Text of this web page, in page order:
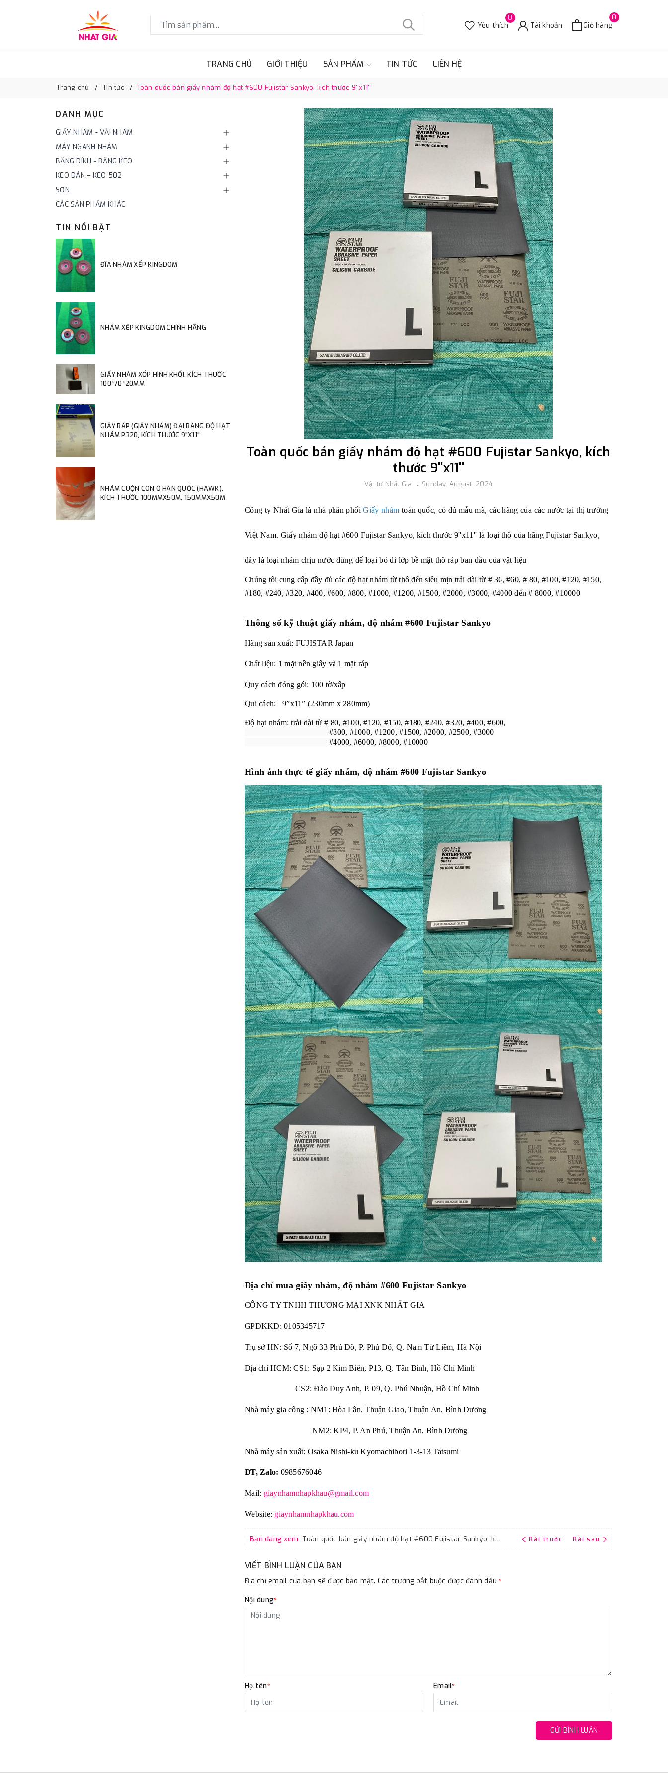
0
Yêu thích Tài khoản
0
Giỏ hàng
TRANG CHỦ GIỚI THIỆU SẢN PHẨM TIN TỨC LIÊN HỆ
Trang chủ Tin tức Toàn quốc bán giấy nhám độ hạt #600 Fujistar Sankyo, kích thước 9''x11''
DANH MỤC
GIẤY NHÁM - VẢI NHÁM
MÁY NGÀNH NHÁM
BĂNG DÍNH - BĂNG KEO
KEO DÁN – KEO 502
SƠN
CÁC SẢN PHẨM KHÁC
TIN NỔI BẬT
ĐĨA NHÁM XẾP KINGDOM
NHÁM XẾP KINGDOM CHÍNH HÃNG
GIẤY NHÁM XỐP HÌNH KHỐI, KÍCH THƯỚC
100*70*20MM
GIẤY RÁP (GIẤY NHÁM) ĐẠI BÀNG ĐỘ HẠT
NHÁM P320, KÍCH THƯỚC 9"X11"
NHÁM CUỘN CON Ó HÀN QUỐC (HAWK),
KÍCH THƯỚC 100MMX50M, 150MMX50M
Toàn quốc bán giấy nhám độ hạt #600 Fujistar Sankyo, kích
thước 9''x11''
Vật tư Nhất Gia Sunday, August, 2024
Công ty Nhất Gia là nhà phân phốiGiấy nhám toàn quốc, có đủ mẫu mã, các hãng của các nước tại thị trường
Việt Nam. Giấy nhám độ hạt #600 Fujistar Sankyo, kích thước 9''x11'' là loại thô của hãng Fujistar Sankyo,
đây là loại nhám chịu nước dùng để loại bỏ đi lớp bề mặt thô ráp ban đầu của vật liệu
Chúng tôi cung cấp đầy đủ các độ hạt nhám từ thô đến siêu mịn trải dài từ # 36, #60, # 80, #100, #120, #150,
#180, #240, #320, #400, #600, #800, #1000, #1200, #1500, #2000, #3000, #4000 đến # 8000, #10000
Thông số kỹ thuậtgiấy nhám, độ nhám #600 Fujistar Sankyo
Hãng sản xuất: FUJISTAR Japan
Chất liệu: 1 mặt nền giấy và 1 mặt ráp
Quy cách đóng gói: 100 tờ/xấp
Qui cách: 9”x11” (230mm x 280mm)
Độ hạt nhám:trải dài từ # 80, #100, #120, #150, #180, #240, #320, #400, #600,
#800, #1000, #1200, #1500, #2000, #2500, #3000
#4000, #6000, #8000, #10000
Hình ảnh thực tế giấy nhám, độ nhám #600 Fujistar Sankyo
Địa chỉ mua giấy nhám, độ nhám #600 Fujistar Sankyo
CÔNG TY TNHH THƯƠNG MẠI XNK NHẤT GIA
GPĐKKD: 0105345717
Trụ sở HN: Số 7, Ngõ 33 Phú Đô, P. Phú Đô, Q. Nam Từ Liêm, Hà Nội
Địa chỉ HCM: CS1: Sạp 2 Kim Biên, P13, Q. Tân Bình, Hồ Chí Minh
CS2: Đào Duy Anh, P. 09, Q. Phú Nhuận, Hồ Chí Minh
Nhà máy gia công : NM1: Hòa Lân, Thuận Giao, Thuận An, Bình Dương
NM2: KP4, P. An Phú, Thuận An, Bình Dương
Nhà máy sản xuất: Osaka Nishi-ku Kyomachibori 1-3-13 Tatsumi
ĐT, Zalo: 0985676046
Mail: giaynhamnhapkhau@gmail.com
Website: giaynhamnhapkhau.com
Bạn đang xem: Toàn quốc bán giấy nhám độ hạt #600 Fujistar Sankyo, kích thước 9''x11'' Bài trước Bài sau
VIẾT BÌNH LUẬN CỦA BẠN
Địa chỉ email của bạn sẽ được bảo mật. Các trường bắt buộc được đánh dấu*
Nội dung*
Họ tên* Email*
GỬI BÌNH LUẬN